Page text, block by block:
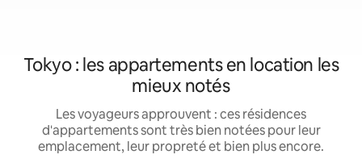
Tokyo : les appartements en location les
mieux notés
Les voyageurs approuvent : ces résidences
d'appartements sont très bien notées pour leur
emplacement, leur propreté et bien plus encore.